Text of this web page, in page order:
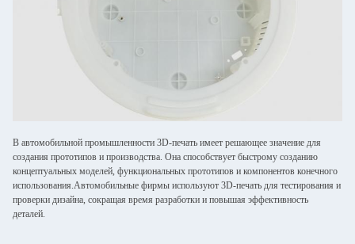
В автомобильной промышленности 3D-печать имеет решающее значение для
создания прототипов и производства. Она способствует быстрому созданию
концептуальных моделей, функциональных прототипов и компонентов конечного
использования.Автомобильные фирмы используют 3D-печать для тестирования и
проверки дизайна, сокращая время разработки и повышая эффективность
деталей.